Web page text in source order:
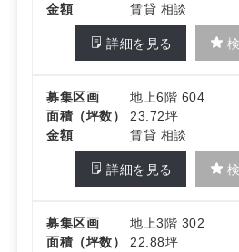
金額
賃貸 相談
詳細を見る
募集区画
地上6階 604
面積（坪数）
23.72坪
金額
賃貸 相談
詳細を見る
募集区画
地上3階 302
面積（坪数）
22.88坪